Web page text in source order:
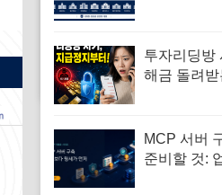
투자리딩방
해금 돌려
MCP 서버
준비할 것: